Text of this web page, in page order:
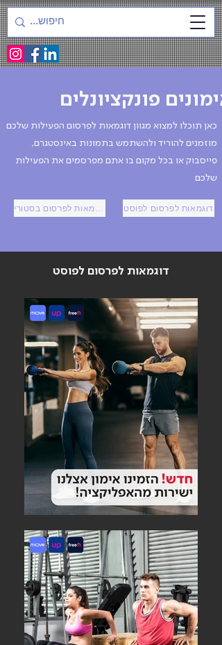
אימונים פונקציונלים
כאן תוכלו למצוא מגוון דוגמאות לפרסום הפעילות שלכם
מוזמנים להוריד ולהשתמש בתמונות באינסטגרם,
פייסבוק או בכל מקום בו אתם מפרסמים את הפעילות
שלכם
דוגמאות לפרסום בסטורי דוגמאות לפרסום לפוסט
דוגמאות לפרסום לפוסט